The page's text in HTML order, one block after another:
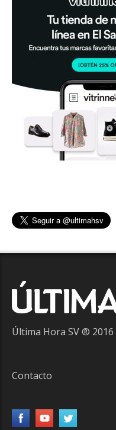
Última Hora SV ® 2016
Contacto